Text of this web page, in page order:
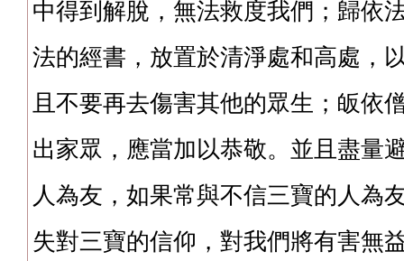
中得到解脫，無法救度我們；歸依
法的經書，放置於清淨處和高處，
且不要再去傷害其他的眾生；皈依
出家眾，應當加以恭敬。並且盡量
人為友，如果常與不信三寶的人為
失對三寶的信仰，對我們將有害無